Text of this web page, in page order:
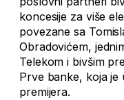
koncesije za više
povezane sa
Obradovićem,
Telekom i bivšim
Prve banke, koja je
premijera.